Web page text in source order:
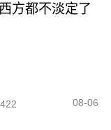
方都不淡定了
08-06